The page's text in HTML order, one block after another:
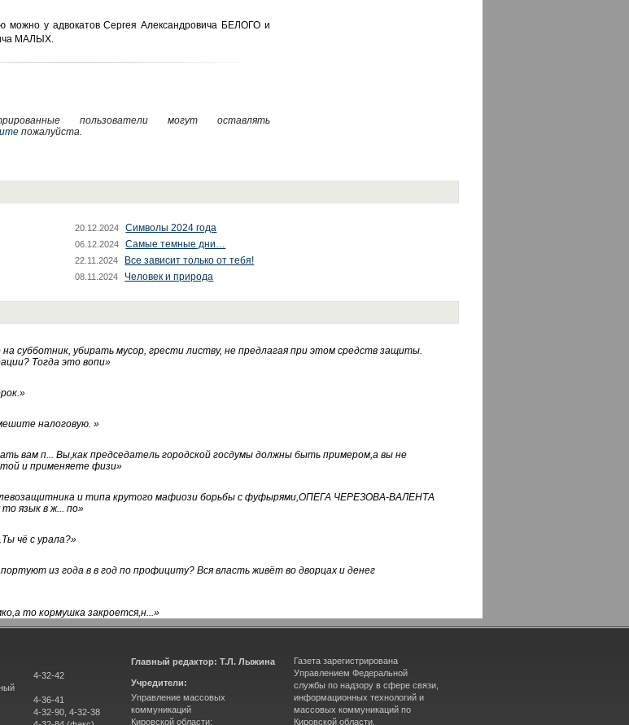
можно у адвокатов Сергея Александровича БЕЛОГО и
МАЛЫХ.
пользователи могут оставлять
пожалуйста.
20.12.2024 Символы 2024 года
06.12.2024 Самые темные дни…
22.11.2024 Все зависит только от тебя!
08.11.2024 Человек и природа
субботник, убирать мусор, грести листву, не предлагая при этом средств защиты.
Тогда это вопи»
»
налоговую. »
вам п... Вы,как председатель городской госдумы должны быть примером,а вы не
и применяете физи»
левозащитника и типа крутого мафиози борьбы с фуфырями,ОПЕГА ЧЕРЕЗОВА-ВАЛЕНТА
язык в ж... по»
чё с урала?»
из года в в год по профициту? Вся власть живёт во дворцах и денег
то кормушка закроется,н...»
4-32-42
4-36-41
4-32-90, 4-32-38
Главный редактор: Т.Л. Лыжина
Учредители:
Управление массовых
коммуникаций
Кировской области;
Газета зарегистрирована
Управлением Федеральной
службы по надзору в сфере связи,
информационных технологий и
массовых коммуникаций по
Кировской области.